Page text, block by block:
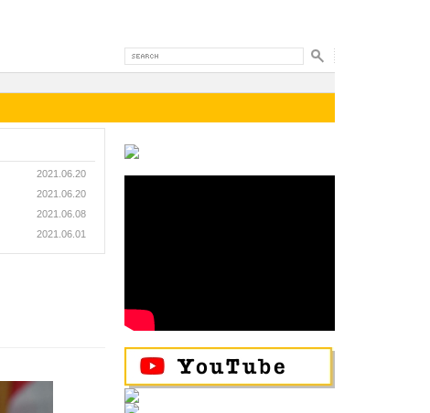
2021.06.20
2021.06.20
2021.06.08
2021.06.01